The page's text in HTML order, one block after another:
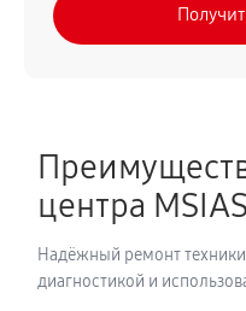
центра
Надёжный ремонт техники
диагностикой и